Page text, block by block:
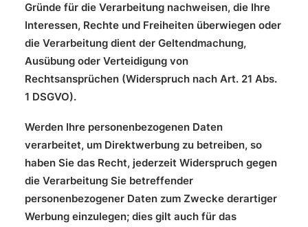
Gründe für die Verarbeitung nachweisen, die Ihre
Interessen, Rechte und Freiheiten überwiegen oder
die Verarbeitung dient der Geltendmachung,
Ausübung oder Verteidigung von
Rechtsansprüchen (Widerspruch nach Art. 21 Abs.
1 DSGVO).
Werden Ihre personenbezogenen Daten
verarbeitet, um Direktwerbung zu betreiben, so
haben Sie das Recht, jederzeit Widerspruch gegen
die Verarbeitung Sie betreffender
personenbezogener Daten zum Zwecke derartiger
Werbung einzulegen; dies gilt auch für das